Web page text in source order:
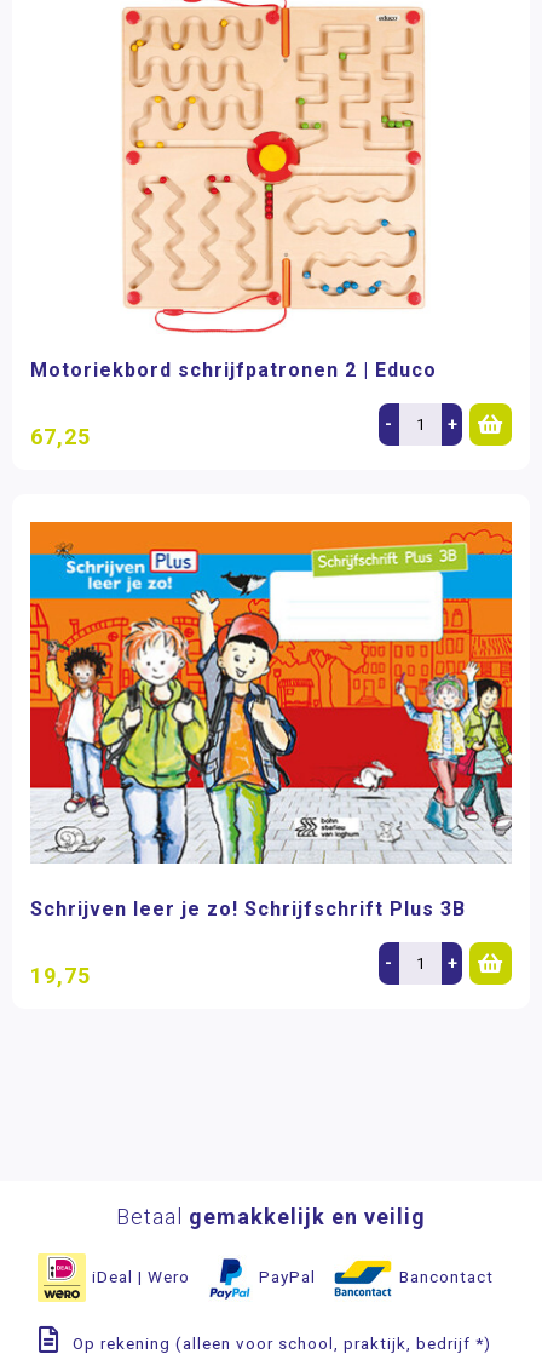
Motoriekbord schrijfpatronen 2 | Educo
67,25 - +
Schrijven leer je zo! Schrijfschrift Plus 3B
19,75 - +
Betaal gemakkelijk en veilig
iDeal | Wero PayPal Bancontact
Op rekening (alleen voor school, praktijk, bedrijf *)